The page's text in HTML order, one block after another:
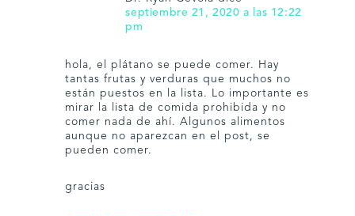
septiembre 21, 2020 a las 12:22
pm
hola, el plátano se puede comer. Hay
tantas frutas y verduras que muchos no
están puestos en la lista. Lo importante es
mirar la lista de comida prohibida y no
comer nada de ahí. Algunos alimentos
aunque no aparezcan en el post, se
pueden comer.
gracias